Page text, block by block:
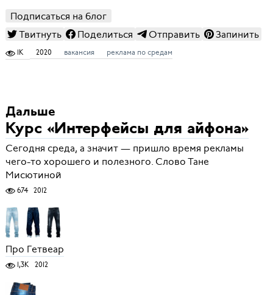
Подписаться на блог
Твитнуть
Поделиться Отправить Запинить
1K 2020 вакансия реклама по средам
Дальше
Курс «Интерфейсы для айфона»
Сегодня среда, а значит — пришло время рекламы
чего-то хорошего и полезного. Слово Тане
Мисютиной
674 2012
Про Гетвеар
1,3K 2012